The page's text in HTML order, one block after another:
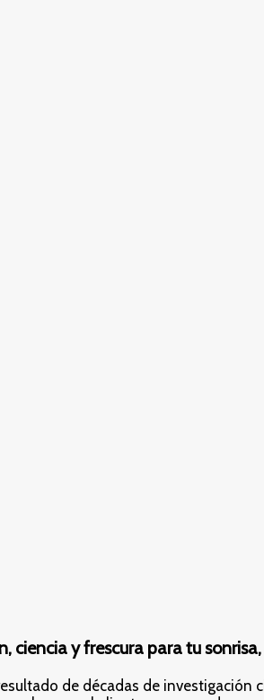
y frescura para tu sonrisa,
de décadas de investigación